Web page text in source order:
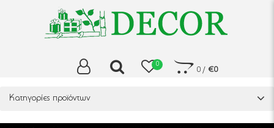
0
0/ €0
Κατηγορίες προϊόντων